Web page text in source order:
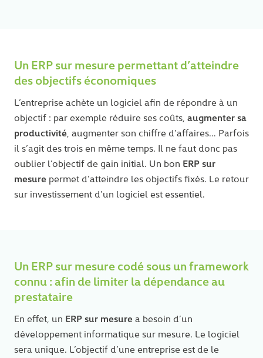
Linkedin
Un ERP sur mesure permettant d’atteindre
des objectifs économiques
L’entreprise achète un logiciel afin de répondre à un
objectif : par exemple réduire ses coûts, augmenter sa
productivité, augmenter son chiffre d’affaires… Parfois
il s’agit des trois en même temps. Il ne faut donc pas
oublier l’objectif de gain initial. Un bon ERP sur
mesure permet d’atteindre les objectifs fixés. Le retour
sur investissement d’un logiciel est essentiel.
Un ERP sur mesure codé sous un framework
connu : afin de limiter la dépendance au
prestataire
En effet, un ERP sur mesure a besoin d’un
développement informatique sur mesure. Le logiciel
sera unique. L’objectif d’une entreprise est de le